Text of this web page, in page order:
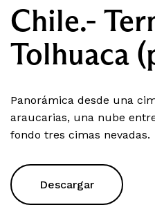
Chile.-
Tolhuaca
Panorámica desde una
araucarias, una nube
fondo tres cimas nevadas.
Descargar